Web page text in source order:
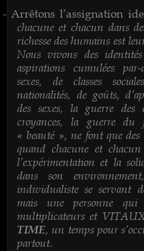
- Arrêtons l’assignation
chacune et chacun dans
richesse des humains est
Nous vivons des
aspirations cumulées
sexes, de classes
nationalités, de goûts,
des sexes, la guerre des
croyances, la guerre
« beauté », ne font que des
quand chacune et
l’expérimentation et la
dans son
individualiste se servant
mais une personne qui
multiplicateurs et VITAUX
TIME, un temps pour
partout.